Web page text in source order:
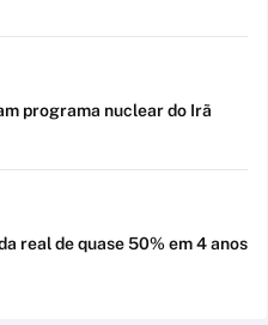
programa nuclear do Irã
real de quase 50% em 4 anos